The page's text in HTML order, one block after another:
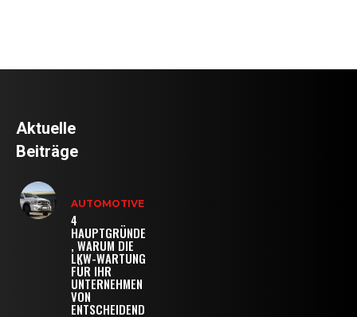
Aktuelle
Beiträge
AUTOMOTIVE
4
HAUPTGRÜNDE
, WARUM DIE
LKW-WARTUNG
FÜR IHR
UNTERNEHMEN
VON
ENTSCHEIDEND